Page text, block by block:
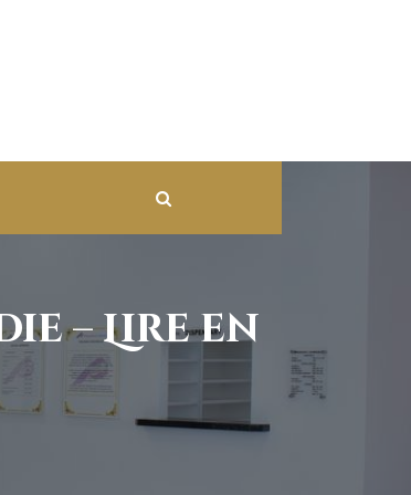
– Lire en